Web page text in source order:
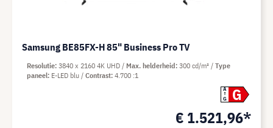
Samsung BE85FX-H 85" Business Pro TV
A
G
G
€ 1.521,96*
Resolutie 3840 x 2160 4K UHD Max. helderheid 300 cd/m²
Type
paneel E-LED blu Contrast 4.700 :1